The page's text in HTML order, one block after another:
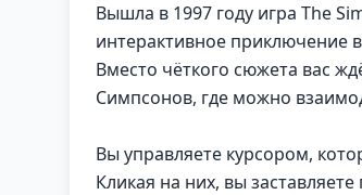
Вышла в 1997 году игра The
интерактивное приключение
Вместо чёткого сюжета вас
Симпсонов, где можно
Вы управляете курсором,
Кликая на них, вы